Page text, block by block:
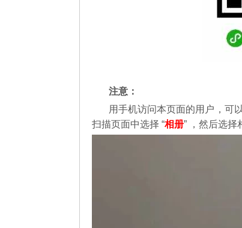
注意：
用手机访问本页面的用户，可
扫描页面中选择 “相册” ，然后选择